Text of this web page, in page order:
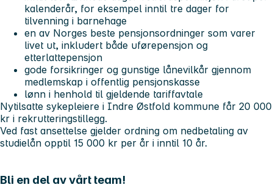
kalenderår, for eksempel inntil tre dager for
tilvenning i barnehage
en av Norges beste pensjonsordninger som varer
livet ut, inkludert både uførepensjon og
etterlattepensjon
gode forsikringer og gunstige lånevilkår gjennom
medlemskap i offentlig pensjonskasse
lønn i henhold til gjeldende tariffavtale
Nytilsatte sykepleiere i Indre Østfold kommune får 20 000
kr i rekrutteringstillegg.
Ved fast ansettelse gjelder ordning om nedbetaling av
studielån opptil 15 000 kr per år i inntil 10 år.
Bli en del av vårt team!